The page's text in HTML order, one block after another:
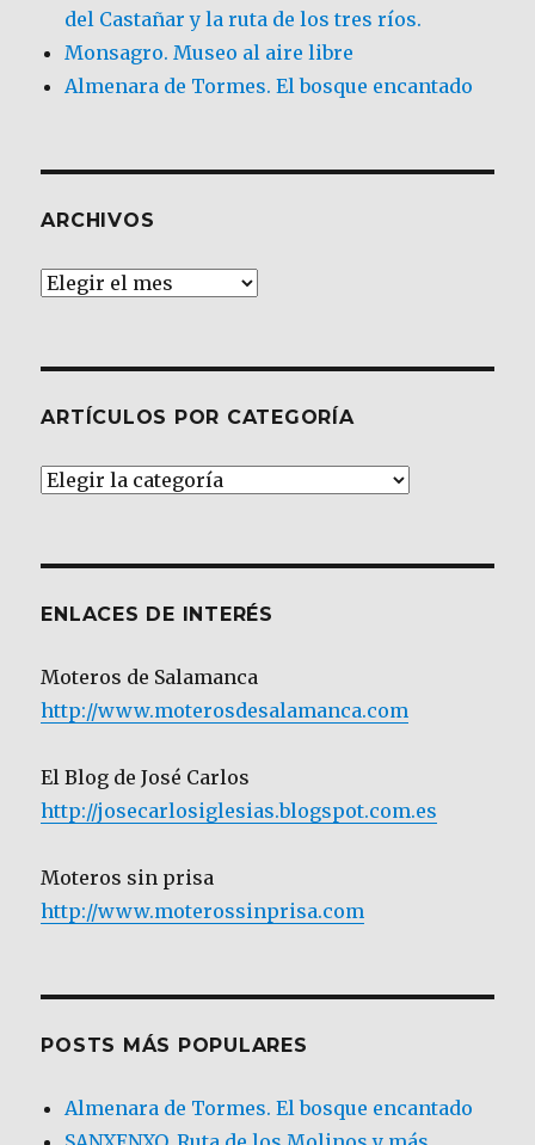
del Castañar y la ruta de los tres ríos.
Monsagro. Museo al aire libre
Almenara de Tormes. El bosque encantado
ARCHIVOS
Archivos
ARTÍCULOS POR CATEGORÍA
Artículos
ENLACES DE INTERÉS
Moteros de Salamanca
http://www.moterosdesalamanca.com
El Blog de José Carlos
http://josecarlosiglesias.blogspot.com.es
Moteros sin prisa
http://www.moterossinprisa.com
POSTS MÁS POPULARES
Almenara de Tormes. El bosque encantado